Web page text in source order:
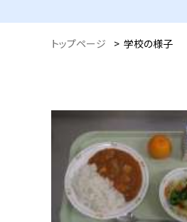
トップページ > 学校の様子